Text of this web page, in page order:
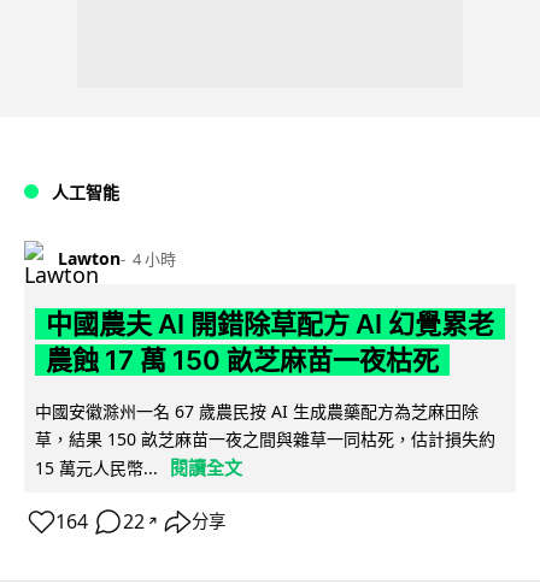
人工智能
Lawton 4 小時
中國農夫 AI 開錯除草配方 AI 幻覺累老
農蝕 17 萬 150 畝芝麻苗一夜枯死
中國安徽滁州一名 67 歲農民按 AI 生成農藥配方為芝麻田除
草，結果 150 畝芝麻苗一夜之間與雜草一同枯死，估計損失約
15 萬元人民幣...
閱讀全文
164 22 ↗ 分享